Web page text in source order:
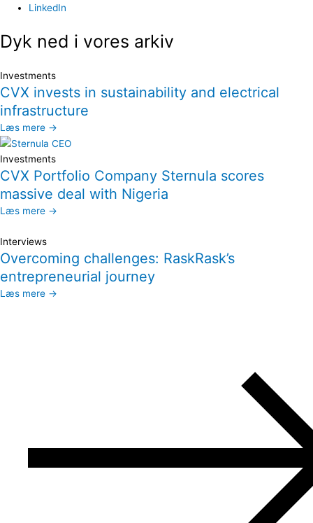
LinkedIn
Dyk ned i vores arkiv
Investments
CVX invests in sustainability and electrical
infrastructure
Læs mere →
Investments
CVX Portfolio Company Sternula scores
massive deal with Nigeria
Læs mere →
Interviews
Overcoming challenges: RaskRask’s
entrepreneurial journey
Læs mere →